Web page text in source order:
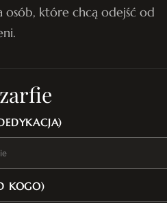
osób, które chcą odejść od
KOGO)